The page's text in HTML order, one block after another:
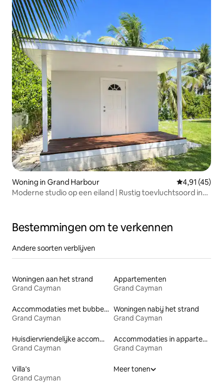
Woning in Grand Harbour Gemiddelde
4,91 (45)
Moderne studio op een eiland | Rustig toevluchtsoord in
Bestemmingen om te verkennen
Andere soorten verblijven
Woningen aan het strand
Grand Cayman
Appartementen
Grand Cayman
Accommodaties met bubbelbad
Grand Cayman
Woningen nabij het strand
Grand Cayman
Huisdiervriendelijke accommodaties
Grand Cayman
Accommodaties in appartementen met diensten
Grand Cayman
Villa's
Grand Cayman
Meer tonen